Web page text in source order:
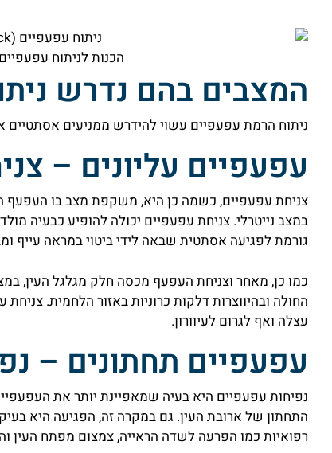
הכנות לניתוח
המצבים בהם נדרש
ניתוח הרמת עפעפיים עשוי להידרש ממניעים אסתטיים
עפעפיים עליונים –
צניחת עפעפיים, כשמה כן היא, משקפת מצב בו העפעף
במצב נייטרלי. צניחת עפעפיים יכולה להופיע כבעיה
גורמת לפגיעה אסתטית שבאה לידי ביטוי במראה עייף
כמו כן, מאחר וצניחת העפעף מכסה חלק מגלגל העין,
החולה ובהיווצרות דלקות כרוניות באזור הלחמית.
עצלה ואף לגרום לעיוורון.
עפעפיים תחתונים –
נפיחות עפעפיים היא בעיה שמאפיינת יותר את
התחתון של ארובת העין. גם במקרה זה, הפגיעה היא
רפואיות כמו הפרעה לשדה הראייה, צמצום מפתח העין